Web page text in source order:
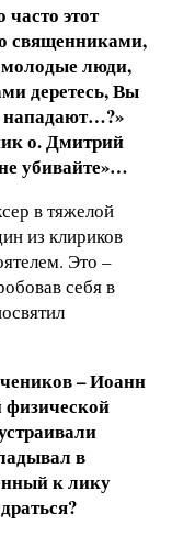
этот
священниками,
молодые люди,
деретесь, Вы
нападают…?»
о. Дмитрий
убивайте»…
в тяжелой
из клириков
Это –
себя в
– Иоанн
в
к лику